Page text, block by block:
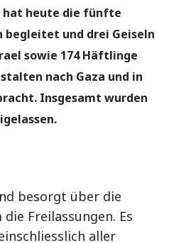
hat heute die fünfte
begleitet und drei Geiseln
sowie 174 Häftlinge
nach Gaza und in
Insgesamt wurden
besorgt über die
Freilassungen. Es
aller